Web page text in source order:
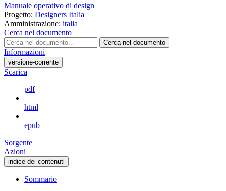
Manuale operativo di design
Progetto: Designers Italia
Amministrazione: italia
Cerca nel documento
Cerca nel documento
Informazioni
versione-corrente
Scarica
pdf
html
epub
Sorgente
Azioni
indice dei contenuti
Sommario